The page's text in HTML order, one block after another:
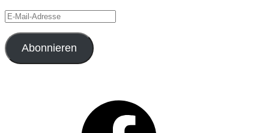
E-
Adresse
Abonnieren